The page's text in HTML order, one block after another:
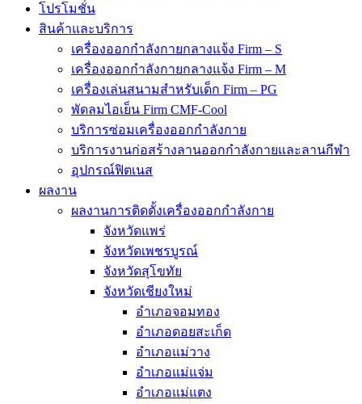
โปรโมชั่น
สินค้าและบริการ
เครื่องออกกำลังกายกลางแจ้ง Firm – S
เครื่องออกกำลังกายกลางแจ้ง Firm – M
เครื่องเล่นสนามสำหรับเด็ก Firm – PG
พัดลมไอเย็น Firm CMF-Cool
บริการซ่อมเครื่องออกกำลังกาย
บริการงานก่อสร้างลานออกกำลังกายและลานกีฬา
อุปกรณ์ฟิตเนส
ผลงาน
ผลงานการติดตั้งเครื่องออกกำลังกาย
จังหวัดแพร่
จังหวัดเพชรบูรณ์
จังหวัดสุโขทัย
จังหวัดเชียงใหม่
อำเภอจอมทอง
อำเภอดอยสะเก็ด
อำเภอแม่วาง
อำเภอแม่แจ่ม
อำเภอแม่แตง